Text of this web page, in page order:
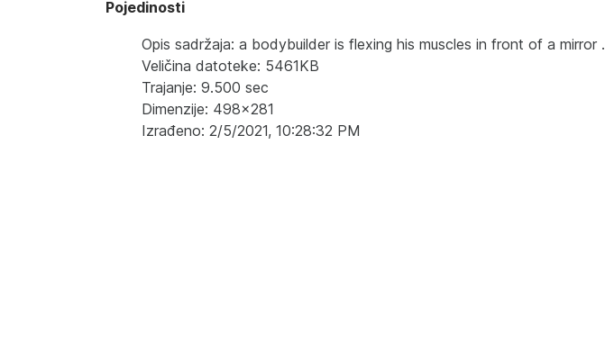
Pojedinosti
Opis sadržaja: a bodybuilder is flexing his muscles in front of a mirror .
Veličina datoteke: 5461KB
Trajanje: 9.500 sec
Dimenzije: 498x281
Izrađeno: 2/5/2021, 10:28:32 PM